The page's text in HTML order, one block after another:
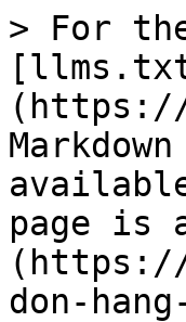
> For
(https://
page is
(https://
don-